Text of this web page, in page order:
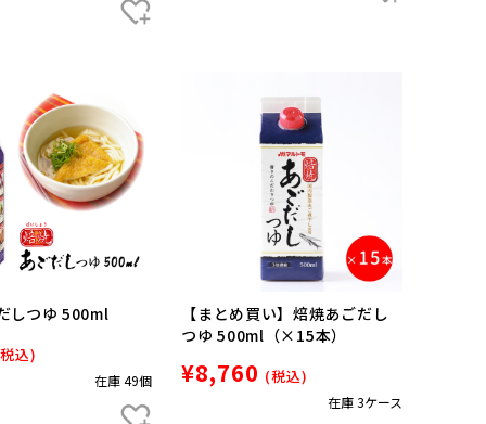
しつゆ 500ml
込)
在庫 49個
【まとめ買い】焙焼あごだし
つゆ 500ml（×15本）
¥8,760 (税込)
在庫 3ケース